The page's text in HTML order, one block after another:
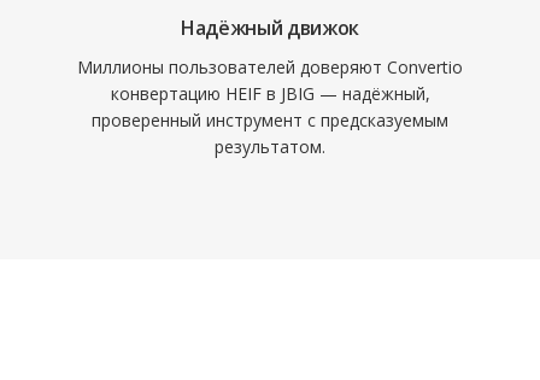
Надёжный движок
Миллионы пользователей доверяют Convertio
конвертацию HEIF в JBIG — надёжный,
проверенный инструмент с предсказуемым
результатом.